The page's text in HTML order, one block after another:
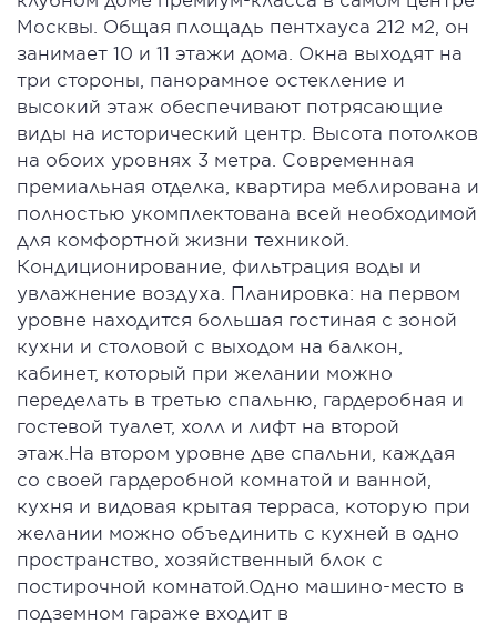
Москвы. Общая площадь пентхауса 212 м2, он
занимает 10 и 11 этажи дома. Окна выходят на
три стороны, панорамное остекление и
высокий этаж обеспечивают потрясающие
виды на исторический центр. Высота потолков
на обоих уровнях 3 метра. Современная
премиальная отделка, квартира меблирована и
полностью укомплектована всей необходимой
для комфортной жизни техникой.
Кондиционирование, фильтрация воды и
увлажнение воздуха. Планировка: на первом
уровне находится большая гостиная с зоной
кухни и столовой с выходом на балкон,
кабинет, который при желании можно
переделать в третью спальню, гардеробная и
гостевой туалет, холл и лифт на второй
этаж.На втором уровне две спальни, каждая
со своей гардеробной комнатой и ванной,
кухня и видовая крытая терраса, которую при
желании можно объединить с кухней в одно
пространство, хозяйственный блок с
постирочной комнатой.Одно машино-место в
подземном гараже входит в